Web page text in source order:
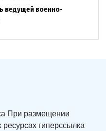
ведущей военно-
При размещении
гиперссылка